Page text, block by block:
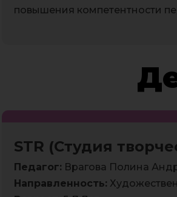
повышения компетентности
STR (Студия
Педагог: Врагова Полина
Направленность: